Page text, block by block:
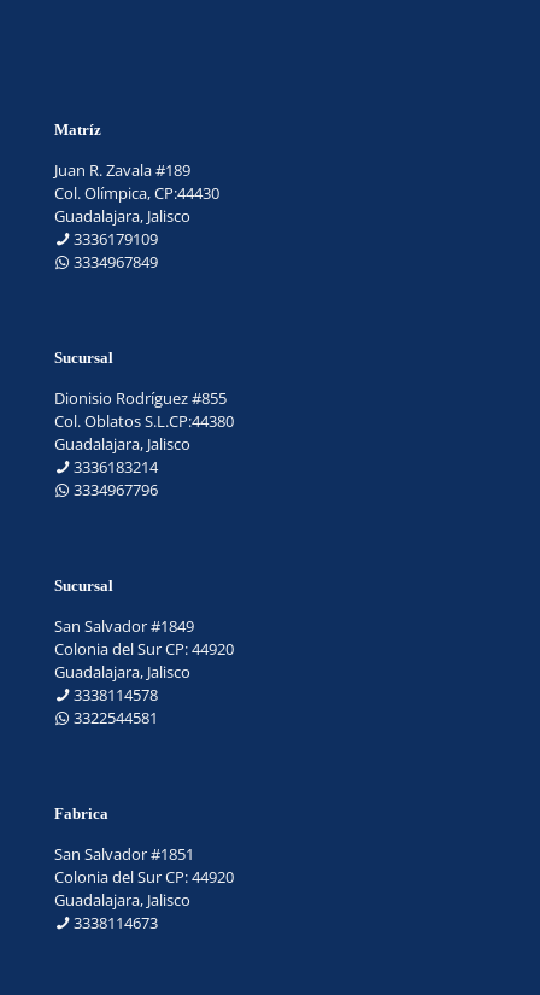
Matríz
Juan R. Zavala #189
Col. Olímpica, CP:44430
Guadalajara, Jalisco
3336179109
3334967849
Sucursal
Dionisio Rodríguez #855
Col. Oblatos S.L.CP:44380
Guadalajara, Jalisco
3336183214
3334967796
Sucursal
San Salvador #1849
Colonia del Sur CP: 44920
Guadalajara, Jalisco
3338114578
3322544581
Fabrica
San Salvador #1851
Colonia del Sur CP: 44920
Guadalajara, Jalisco
3338114673